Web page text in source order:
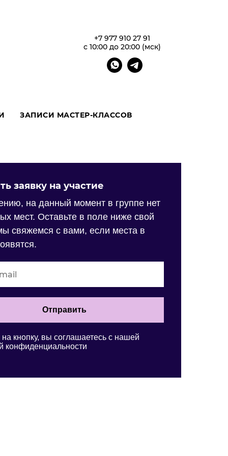
+7 977 910 27 91
с 10:00 до 20:00 (мск)
ЗАПИСИ МАСТЕР-КЛАССОВ
заявку на участие
на данный момент в группе нет
мест. Оставьте в поле ниже свой
свяжемся с вами, если места в
Отправить
кнопку, вы соглашаетесь c нашей
конфиденциальности